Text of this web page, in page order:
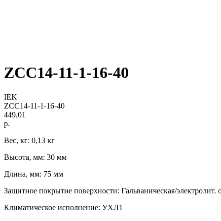
ZCC14-11-1-16-40
IEK
ZCC14-11-1-16-40
449,01
р.
Вес, кг: 0,13 кг
Высота, мм: 30 мм
Длина, мм: 75 мм
Защитное покрытие поверхности: Гальваническая/электролит.
Климатическое исполнение: УХЛ1